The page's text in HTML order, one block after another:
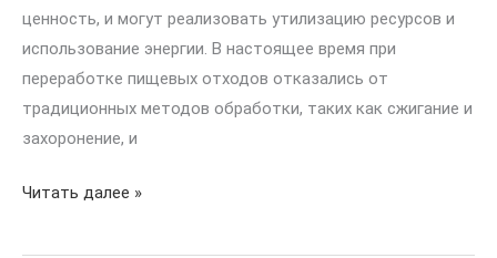
ценность, и могут реализовать утилизацию ресурсов и
использование энергии. В настоящее время при
переработке пищевых отходов отказались от
традиционных методов обработки, таких как сжигание и
захоронение, и
Читать далее »